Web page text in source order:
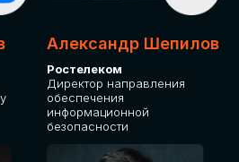
Александр Шепилов
Ростелеком
Директор направления
обеспечения
информационной
безопасности